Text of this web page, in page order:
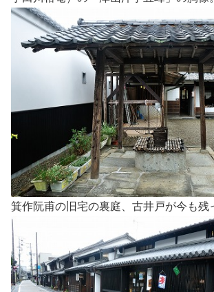
箕作阮甫の旧宅の裏庭、古井戸が今も残